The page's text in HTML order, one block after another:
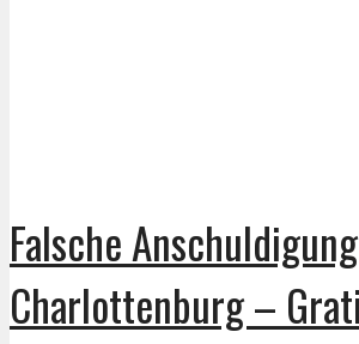
Falsche
Charlottenburg –